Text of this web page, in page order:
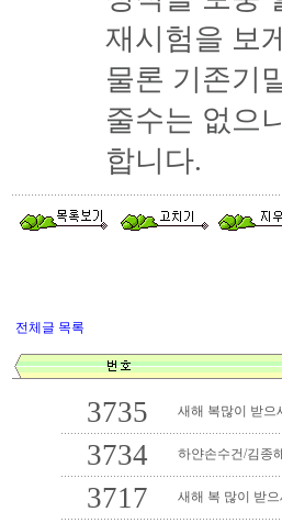
재시험을 보
물론 기존기
줄수는 없으
합니다.
전체글 목록
3735 새해 복많이 받으
3734 하얀손수건/김종
3717 새해 복 많이 받으